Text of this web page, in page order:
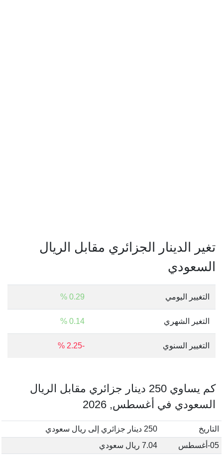
تغير الدينار الجزائري مقابل الريال
السعودي
التغيير اليومي 0.29 %
التغير الشهري 0.14 %
التغيير السنوي -2.25 %
كم يساوي 250 دينار جزائري مقابل الريال
السعودي في أغسطس, 2026
التاريخ
250 دينار جزائري إلى ريال سعودي
05-أغسطس
7.04 ريال سعودي